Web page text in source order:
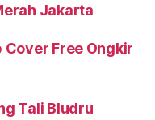
Jakarta
Cover Free Ongkir
Tali Bludru